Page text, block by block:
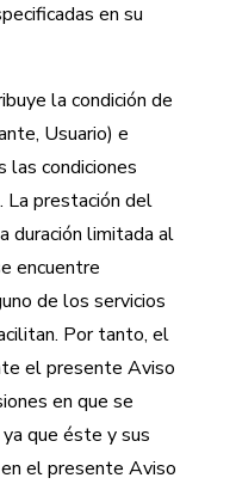
en su
la condición de
Usuario) e
las condiciones
La prestación del
duración limitada al
encuentre
de los servicios
Por tanto, el
el presente Aviso
en que se
que éste y sus
el presente Aviso